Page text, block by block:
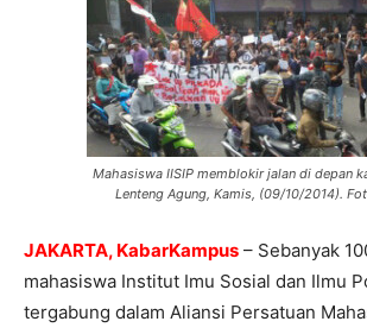
Mahasiswa IISIP memblokir jalan di depan
Lenteng Agung, Kamis, (09/10/2014).
JAKARTA, KabarKampus – Sebanyak
mahasiswa Institut Imu Sosial dan Ilmu
tergabung dalam Aliansi Persatuan